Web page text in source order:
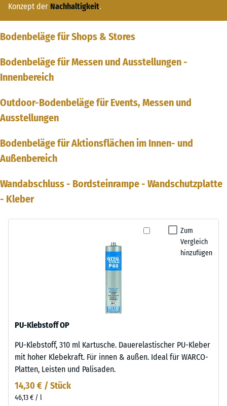
Konzept der Nachhaltigkeit.
Bodenbeläge für Shops & Stores
Bodenbeläge für Messen und Ausstellungen -
Innenbereich
Outdoor-Bodenbeläge für Events, Messen und
Ausstellungen
Bodenbeläge für Aktionsflächen im Innen- und
Außenbereich
Wandabschluss - Bordsteinrampe - Wandschutzplatte
- Kleber
Zum
Vergleich
hinzufügen
PU-Klebstoff OP
PU-Klebstoff, 310 ml Kartusche. Dauerelastischer PU-Kleber
mit hoher Klebekraft. Für innen & außen. Ideal für WARCO-
Platten, Leisten und Palisaden.
14,30 € / Stück
46,13 € / l